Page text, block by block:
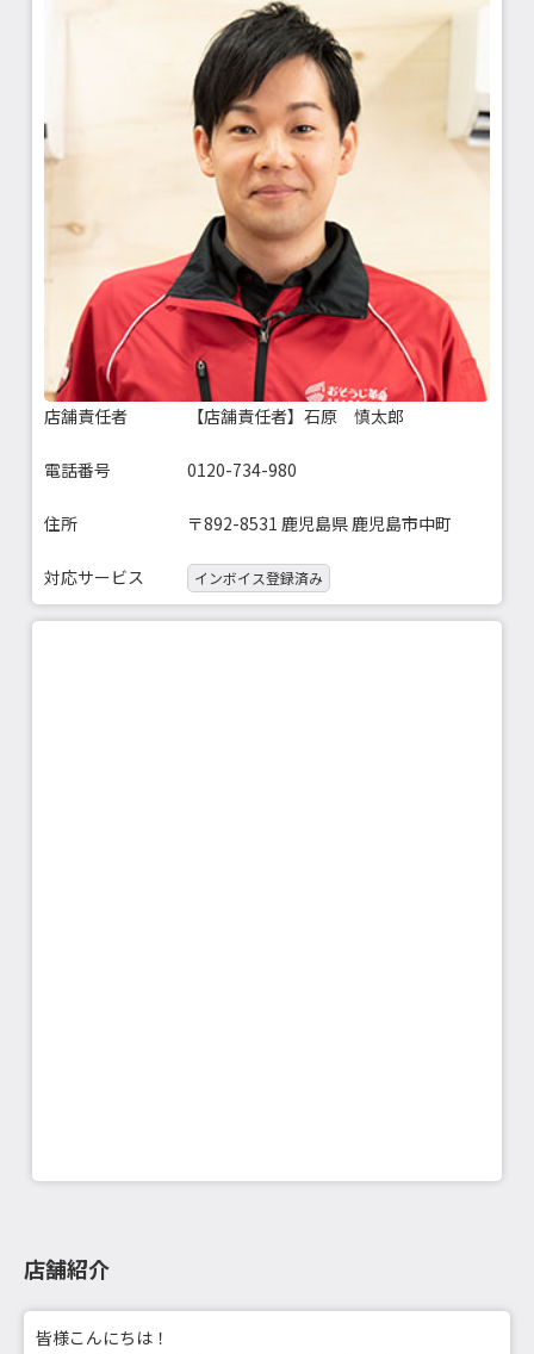
店舗責任者 【店舗責任者】石原 慎太郎
電話番号 0120-734-980
住所 〒892-8531 鹿児島県 鹿児島市中町
対応サービス インボイス登録済み
店舗紹介
皆様こんにちは！